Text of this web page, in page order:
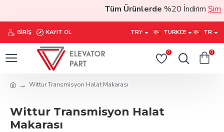
Tüm Ürünlerde%20 İndirimŞimdi
GIRIŞ KAYIT OL TRY TURKCE TR
0 0
Wittur Transmisyon Halat Makarası
Wittur Transmisyon Halat
Makarası